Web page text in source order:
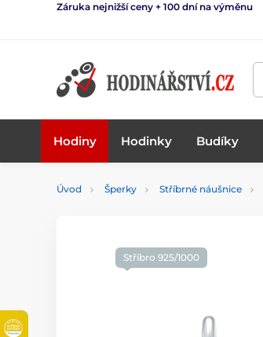
Záruka nejnižší ceny + 100 dní na výměnu
Hodiny Hodinky Budíky
Úvod Šperky Stříbrné náušnice
Stříbro 925/1000